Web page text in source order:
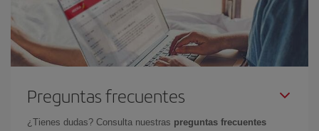
Preguntas frecuentes
¿Tienes dudas? Consulta nuestras preguntas frecuentes